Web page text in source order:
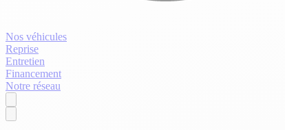
Nos véhicules
Reprise
Entretien
Financement
Notre réseau